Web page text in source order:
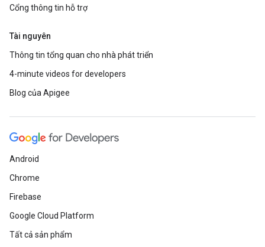
Cổng thông tin hỗ trợ
Tài nguyên
Thông tin tổng quan cho nhà phát triển
4-minute videos for developers
Blog của Apigee
Android
Chrome
Firebase
Google Cloud Platform
Tất cả sản phẩm